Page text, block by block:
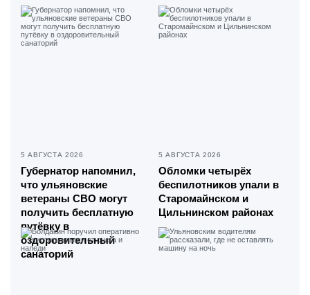
5 АВГУСТА 2026
Губернатор напомнил,
что ульяновские
ветераны СВО могут
получить бесплатную
путёвку в
оздоровительный
санаторий
5 АВГУСТА 2026
Обломки четырёх
беспилотников упали в
Старомайнском и
Цильнинском районах